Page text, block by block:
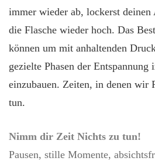
immer wieder ab, lockerst
die Flasche wieder hoch. Das
können um mit anhaltenden
gezielte Phasen der Entspannung
einzubauen. Zeiten, in denen wir
tun.
Nimm dir Zeit Nichts zu tun!
Pausen, stille Momente,